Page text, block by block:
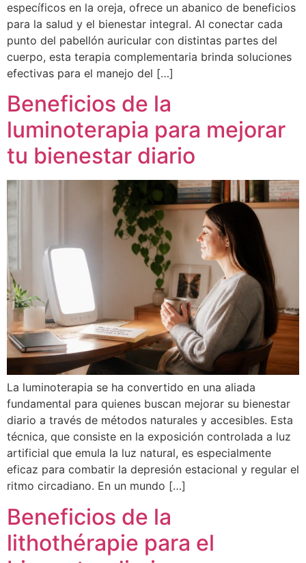
específicos en la oreja, ofrece un abanico de beneficios
para la salud y el bienestar integral. Al conectar cada
punto del pabellón auricular con distintas partes del
cuerpo, esta terapia complementaria brinda soluciones
efectivas para el manejo del […]
Beneficios de la
luminoterapia para mejorar
tu bienestar diario
La luminoterapia se ha convertido en una aliada
fundamental para quienes buscan mejorar su bienestar
diario a través de métodos naturales y accesibles. Esta
técnica, que consiste en la exposición controlada a luz
artificial que emula la luz natural, es especialmente
eficaz para combatir la depresión estacional y regular el
ritmo circadiano. En un mundo […]
Beneficios de la
lithothérapie para el